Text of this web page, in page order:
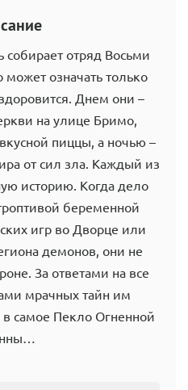
собирает отряд Восьми
означать только
Днем они –
на улице Бримо,
пиццы, а ночью –
от сил зла. Каждый из
историю. Когда дело
беременной
игр во Дворце или
демонов, они не
За ответами на все
мрачных тайн им
в самое Пекло Огненной